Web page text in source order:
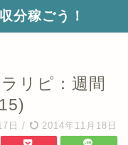
分稼ごう！
リピ：週間
日 / 2014年11月18日